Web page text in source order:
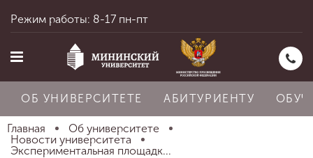
Режим работы: 8-17 пн-пт
ОБ УНИВЕРСИТЕТЕ АБИТУРИЕНТУ
Главная
Об университете
Новости университета
Экспериментальная площадк...